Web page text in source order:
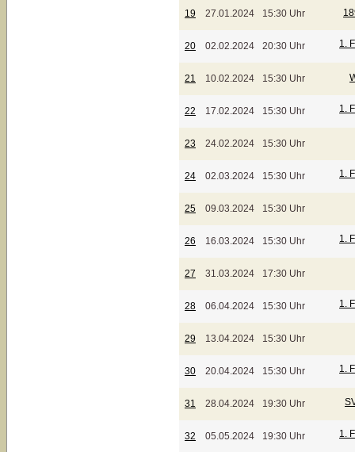
19 27.01.2024 15:30 Uhr
20 02.02.2024 20:30 Uhr 1.
21 10.02.2024 15:30 Uhr
22 17.02.2024 15:30 Uhr 1.
23 24.02.2024 15:30 Uhr
24 02.03.2024 15:30 Uhr 1.
25 09.03.2024 15:30 Uhr
26 16.03.2024 15:30 Uhr 1.
27 31.03.2024 17:30 Uhr
28 06.04.2024 15:30 Uhr 1.
29 13.04.2024 15:30 Uhr
30 20.04.2024 15:30 Uhr 1.
31 28.04.2024 19:30 Uhr
32 05.05.2024 19:30 Uhr 1.